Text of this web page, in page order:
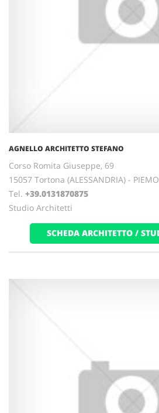
AGNELLO ARCHITETTO STEFANO
Corso Romita Giuseppe, 69
15057 Tortona (ALESSANDRIA) -
Tel. +39.0131870875
Studio Architetti
SCHEDA ARCHITETTO /